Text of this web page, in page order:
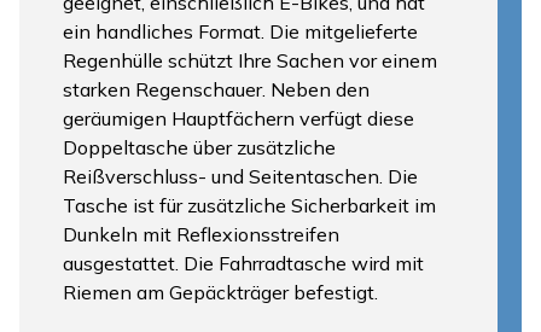
ein handliches Format. Die mitgelieferte
Regenhülle schützt Ihre Sachen vor einem
starken Regenschauer. Neben den
geräumigen Hauptfächern verfügt diese
Doppeltasche über zusätzliche
Reißverschluss- und Seitentaschen. Die
Tasche ist für zusätzliche Sicherbarkeit im
Dunkeln mit Reflexionsstreifen
ausgestattet. Die Fahrradtasche wird mit
Riemen am Gepäckträger befestigt.